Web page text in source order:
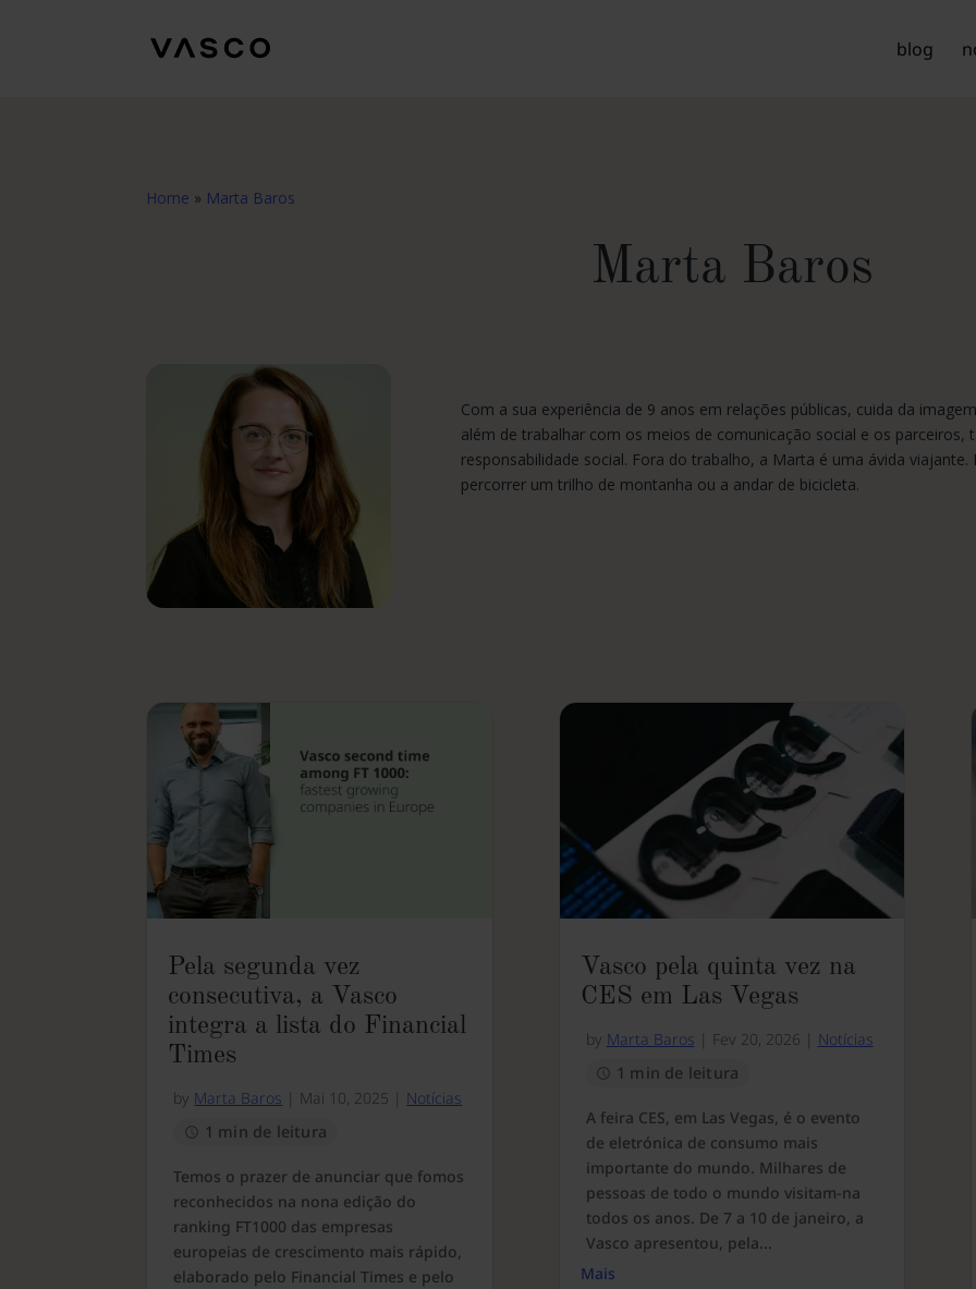
blog
Home » Marta Baros
Marta Baros
Com a sua experiência de 9 anos em relações públicas, cuida da
além de trabalhar com os meios de comunicação social e os parceiros,
responsabilidade social. Fora do trabalho, a Marta é uma ávida
percorrer um trilho de montanha ou a andar de bicicleta.
Pela segunda vez
consecutiva, a Vasco
integra a lista do Financial
Times
by Marta Baros Mai 10, 2025
Notícias
1 min de leitura
Temos o prazer de anunciar que fomos
reconhecidos na nona edição do
ranking FT1000 das empresas
europeias de crescimento mais rápido,
elaborado pelo Financial Times e pelo
Vasco pela quinta vez na
CES em Las Vegas
by Marta Baros Fev 20, 2026
Notícias
1 min de leitura
A feira CES, em Las Vegas, é o evento
de eletrónica de consumo mais
importante do mundo. Milhares de
pessoas de todo o mundo visitam-na
todos os anos. De 7 a 10 de janeiro, a
Vasco apresentou, pela...
Mais